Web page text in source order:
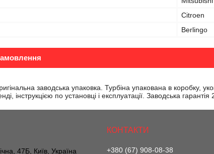
Citroen
Berlingo
заводська упаковка. Турбіна упакована в коробку,
інструкцією по установці і експлуатації. Заводська
47Б, Київ, Україна +380 (67) 908-08-38